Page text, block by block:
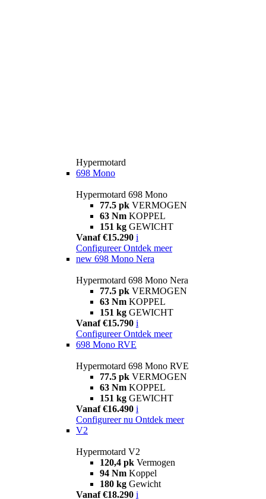
Hypermotard
698 Mono
Hypermotard 698 Mono
77.5 pk VERMOGEN
63 Nm KOPPEL
151 kg GEWICHT
Vanaf €15.290 i
Configureer Ontdek meer
new 698 Mono Nera
Hypermotard 698 Mono Nera
77.5 pk VERMOGEN
63 Nm KOPPEL
151 kg GEWICHT
Vanaf €15.790 i
Configureer Ontdek meer
698 Mono RVE
Hypermotard 698 Mono RVE
77.5 pk VERMOGEN
63 Nm KOPPEL
151 kg GEWICHT
Vanaf €16.490 i
Configureer nu Ontdek meer
V2
Hypermotard V2
120,4 pk Vermogen
94 Nm Koppel
180 kg Gewicht
Vanaf €18.290 i